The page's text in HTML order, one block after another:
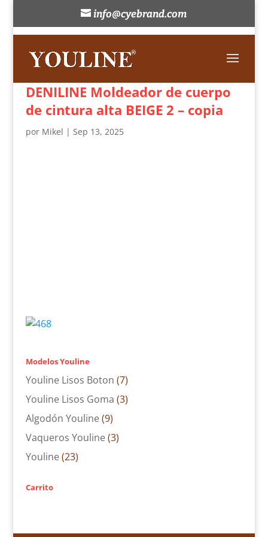
info@cyebrand.com
DENILINE Moldeador de cuerpo
de cintura alta BEIGE 2 – copia
por Mikel | Sep 13, 2025
Modelos Youline
Youline Lisos Boton (7)
Youline Lisos Goma (3)
Algodón Youline (9)
Vaqueros Youline (3)
Youline (23)
Carrito